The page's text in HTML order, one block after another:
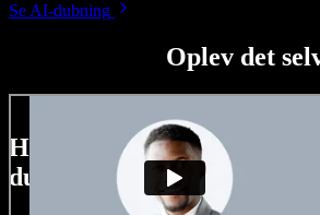
Se AI-dubning
Oplev det
Her er bare en lille
du kan lave med Speechify